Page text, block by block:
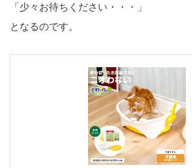
「少々お待ちください・・・」
となるのです。